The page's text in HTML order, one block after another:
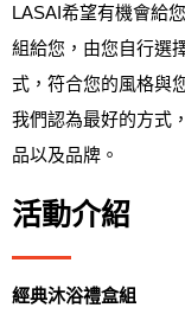
LASAI希望有機會給
組給您，由您自行選
式，符合您的風格與
我們認為最好的方式
品以及品牌。
活動介紹
經典沐浴禮盒組